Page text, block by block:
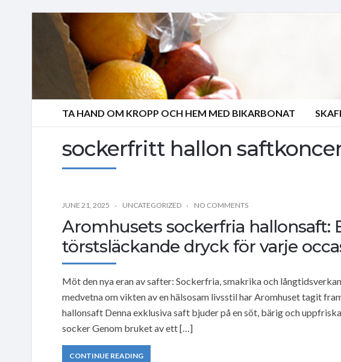
TA HAND OM KROPP OCH HEM MED BIKARBONAT
sockerfritt hallon
JUNE 21, 2025 UNCATEGORIZED NO COMMENTS
Aromhusets sockerfria hallonsaft:
törstsläckande dryck för varje
Möt den nya eran av safter: Sockerfria, smakrika och
medvetna om vikten av en hälsosam livsstil har Aromhuset tagit
hallonsaft Denna exklusiva saft bjuder på en söt, bärig och
socker Genom bruket av ett […]
CONTINUE READING